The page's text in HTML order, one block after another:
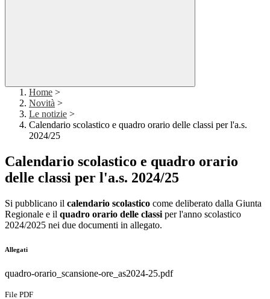
Home >
Novità >
Le notizie >
Calendario scolastico e quadro orario delle classi per l'a.s.
2024/25
Calendario scolastico e quadro orario
delle classi per l'a.s. 2024/25
Si pubblicano il calendario scolastico come deliberato dalla Giunta
Regionale e il quadro orario delle classi per l'anno scolastico
2024/2025 nei due documenti in allegato.
Allegati
quadro-orario_scansione-ore_as2024-25.pdf
File PDF